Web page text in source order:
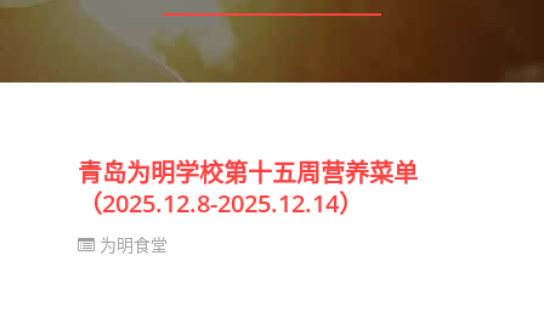
青岛为明学校第十五周营养菜单
（2025.12.8-2025.12.14）
为明食堂